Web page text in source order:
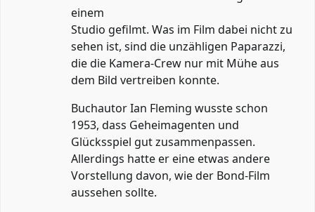
einem
Studio gefilmt. Was im Film dabei nicht zu
sehen ist, sind die unzähligen Paparazzi,
die die Kamera-Crew nur mit Mühe aus
dem Bild vertreiben konnte.
Buchautor Ian Fleming wusste schon
1953, dass Geheimagenten und
Glücksspiel gut zusammenpassen.
Allerdings hatte er eine etwas andere
Vorstellung davon, wie der Bond-Film
aussehen sollte.